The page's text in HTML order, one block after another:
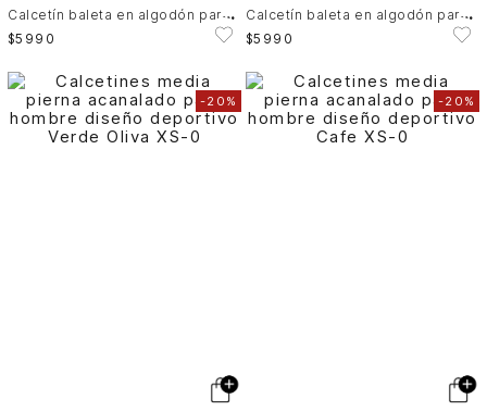
C
alcetín baleta en algodón para hombre zarzamora
$5990
C
alcetín baleta en algodón para hombre zarzamora
$5990
-20% -20%